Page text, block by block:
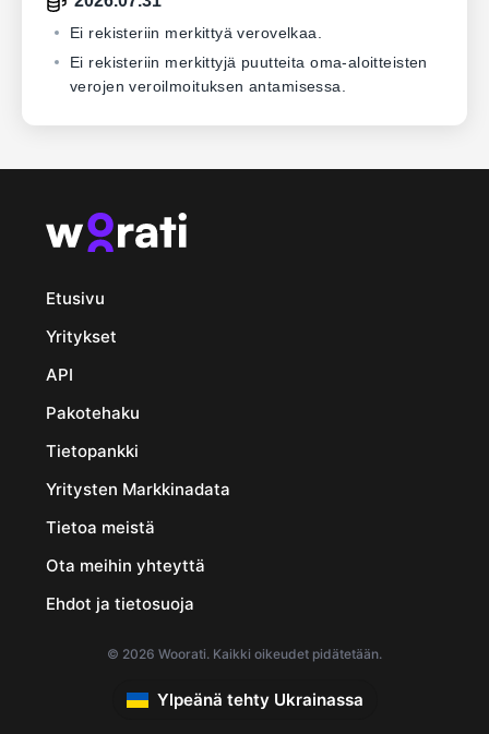
Ei rekisteriin merkittyä verovelkaa.
Ei rekisteriin merkittyjä puutteita oma-aloitteisten
verojen veroilmoituksen antamisessa.
Etusivu
Yritykset
API
Pakotehaku
Tietopankki
Yritysten Markkinadata
Tietoa meistä
Ota meihin yhteyttä
Ehdot ja tietosuoja
© 2026 Woorati. Kaikki oikeudet pidätetään.
Ylpeänä tehty Ukrainassa